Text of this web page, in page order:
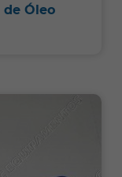
Óleo